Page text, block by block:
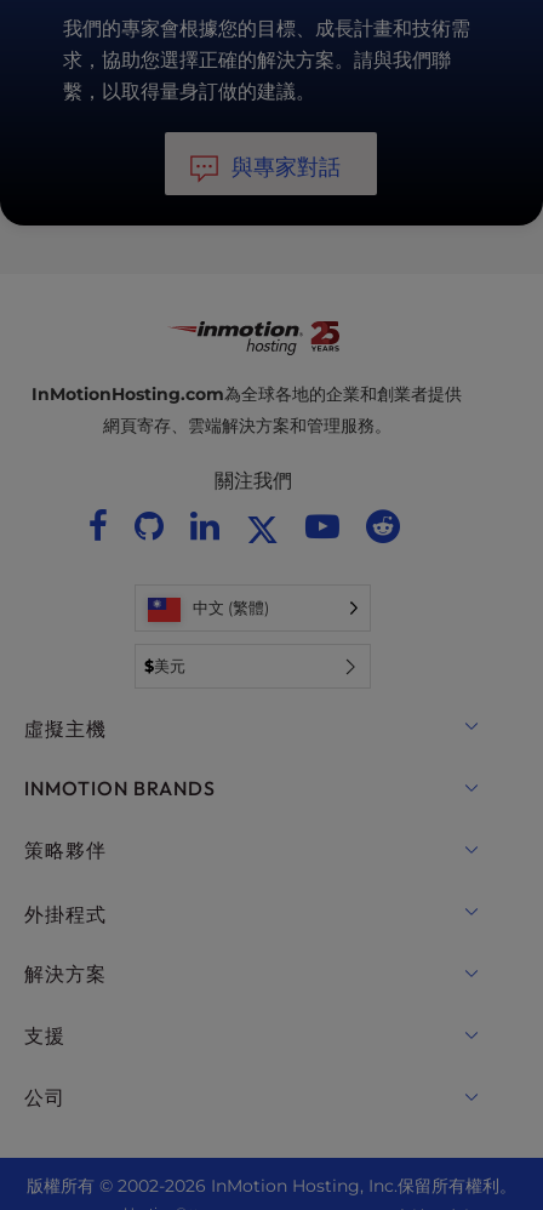
我們的專家會根據您的目標、成長計畫和技術需
求，協助您選擇正確的解決方案。請與我們聯
繫，以取得量身訂做的建議。
與專家對話
InMotionHosting.com為全球各地的企業和創業者提供
網頁寄存、雲端解決方案和管理服務。
關注我們
中文 (繁體)
$美元
虛擬主機
共用主機
適用於WordPress的UltraStack ONE
VPS主機
裸機伺服器
企業託管解決方案
轉銷商託管
INMOTION BRANDS
RamNode
策略夥伴
OpenMetal 雲 IaaS
外掛程式
功能變數名稱
專業郵箱
WordPress 網站建設者
解決方案
cPanel 好客
Joomla 好客
支援
在線聊天
+44 2045 763722
公司
關於我們
數據中心位置
版權所有 © 2002-2026 InMotion Hosting, Inc.保留所有權利。